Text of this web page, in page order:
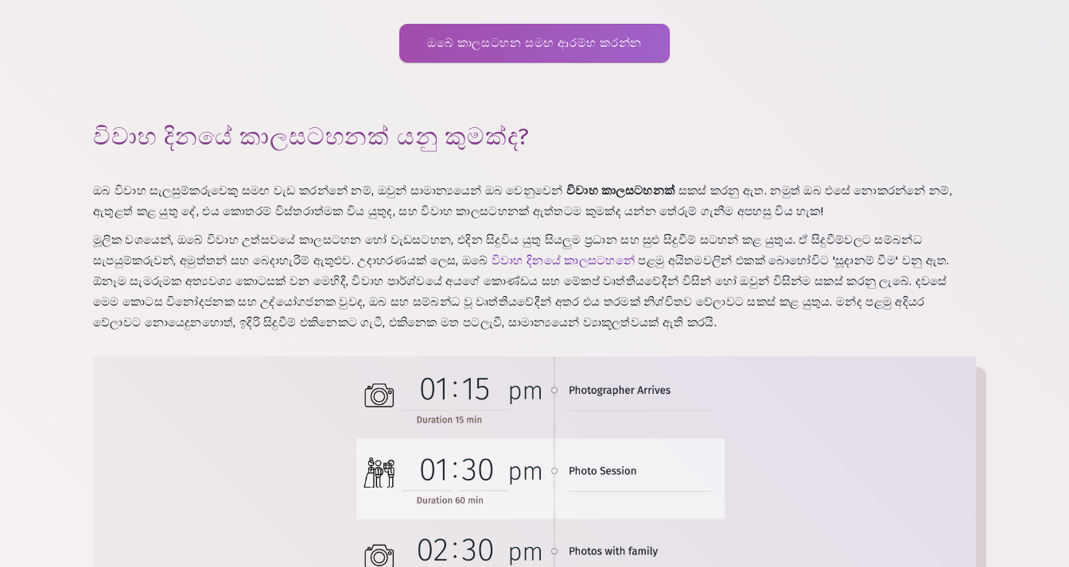
ඔබේ කාලසටහන සමඟ ආරම්භ කරන්න
විවාහ දිනයේ කාලසටහනක් යනු කුමක්ද?
ඔබ විවාහ සැලසුම්කරුවෙකු සමඟ වැඩ කරන්නේ නම්, ඔවුන් සාමාන්‍යයෙන් ඔබ වෙනුවෙන් විවාහ කාලසටහනක්සකස් කරනු ඇත. නමුත් ඔබ එසේ නොකරන්නේ නම්,
ඇතුළත් කළ යුතු දේ, එය කොතරම් විස්තරාත්මක විය යුතුද, සහ විවාහ කාලසටහනක් ඇත්තටම කුමක්ද යන්න තේරුම් ගැනීම අපහසු විය හැක!
මූලික වශයෙන්, ඔබේ විවාහ උත්සවයේ කාලසටහන හෝ වැඩසටහන, එදින සිදුවිය යුතු සියලුම ප්‍රධාන සහ සුළු සිදුවීම් සටහන් කළ යුතුය. ඒ සිදුවීම්වලට සම්බන්ධ
සැපයුම්කරුවන්, අමුත්තන් සහ බෙදාහැරීම් ඇතුළුව. උදාහරණයක් ලෙස, ඔබේ විවාහ දිනයේ කාලසටහනේ පළමු අයිතමවලින් එකක් බොහෝවිට 'සූදානම් වීම' වනු ඇත.
ඕනෑම සැමරුමක අත්‍යවශ්‍ය කොටසක් වන මෙහිදී, විවාහ පාර්ශ්වයේ අයගේ කොණ්ඩය සහ මේකප් වෘත්තීයවේදීන් විසින් හෝ ඔවුන් විසින්ම සකස් කරනු ලැබේ. දවසේ
මෙම කොටස විනෝදජනක සහ උද්යෝගජනක වුවද, ඔබ සහ සම්බන්ධ වූ වෘත්තීයවේදීන් අතර එය තරමක් නිශ්චිතව වේලාවට සකස් කළ යුතුය. මන්ද පළමු අදියර
වේලාවට නොයෙදුනහොත්, ඉදිරි සිදුවීම් එකිනෙකට ගැටී, එකිනෙක මත පටලැවී, සාමාන්‍යයෙන් ව්‍යාකූලත්වයක් ඇති කරයි.